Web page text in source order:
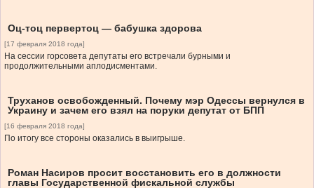
Оц-тоц первертоц — бабушка здорова
[17 февраля 2018 года]
На сессии горсовета депутаты его встречали бурными и
продолжительными аплодисментами.
Труханов освобожденный. Почему мэр Одессы вернулся в
Украину и зачем его взял на поруки депутат от БПП
[16 февраля 2018 года]
По итогу все стороны оказались в выигрыше.
Роман Насиров просит восстановить его в должности
главы Государственной фискальной службы